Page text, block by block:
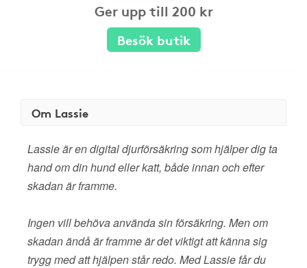
Ger upp till 200 kr
Besök butik
Om Lassie
Lassie är en digital djurförsäkring som hjälper dig ta
hand om din hund eller katt, både innan och efter
skadan är framme.
Ingen vill behöva använda sin försäkring. Men om
skadan ändå är framme är det viktigt att känna sig
trygg med att hjälpen står redo. Med Lassie får du